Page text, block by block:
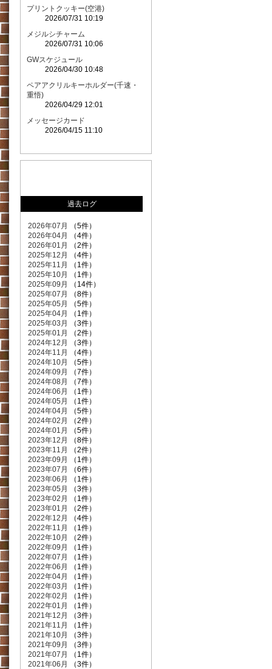
プリントクッキー(空港)
2026/07/31 10:19
メジルシチャーム
2026/07/31 10:06
GWスケジュール
2026/04/30 10:48
ペアアクリルキーホルダー(千速・
重悟)
2026/04/29 12:01
メッセージカード
2026/04/15 11:10
過去ログ
2026年07月
（5件）
2026年04月
（4件）
2026年01月
（2件）
2025年12月
（4件）
2025年11月
（1件）
2025年10月
（1件）
2025年09月
（14件）
2025年07月
（8件）
2025年05月
（5件）
2025年04月
（1件）
2025年03月
（3件）
2025年01月
（2件）
2024年12月
（3件）
2024年11月
（4件）
2024年10月
（5件）
2024年09月
（7件）
2024年08月
（7件）
2024年06月
（1件）
2024年05月
（1件）
2024年04月
（5件）
2024年02月
（2件）
2024年01月
（5件）
2023年12月
（8件）
2023年11月
（2件）
2023年09月
（1件）
2023年07月
（6件）
2023年06月
（1件）
2023年05月
（3件）
2023年02月
（1件）
2023年01月
（2件）
2022年12月
（4件）
2022年11月
（1件）
2022年10月
（2件）
2022年09月
（1件）
2022年07月
（1件）
2022年06月
（1件）
2022年04月
（1件）
2022年03月
（1件）
2022年02月
（1件）
2022年01月
（1件）
2021年12月
（3件）
2021年11月
（1件）
2021年10月
（3件）
2021年09月
（3件）
2021年07月
（1件）
2021年06月
（3件）